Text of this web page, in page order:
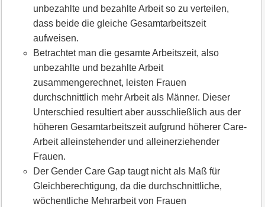
unbezahlte und bezahlte Arbeit so zu verteilen,
dass beide die gleiche Gesamtarbeitszeit
aufweisen.
Betrachtet man die gesamte Arbeitszeit, also
unbezahlte und bezahlte Arbeit
zusammengerechnet, leisten Frauen
durchschnittlich mehr Arbeit als Männer. Dieser
Unterschied resultiert aber ausschließlich aus der
höheren Gesamtarbeitszeit aufgrund höherer Care-
Arbeit alleinstehender und alleinerziehender
Frauen.
Der Gender Care Gap taugt nicht als Maß für
Gleichberechtigung, da die durchschnittliche,
wöchentliche Mehrarbeit von Frauen